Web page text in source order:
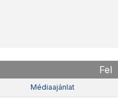
Fel
Médiaajánlat